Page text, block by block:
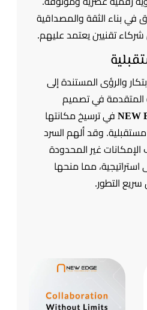
بناء الثقة والمصداقية
شركاء تقنيين يعتمد عليهم.
والرؤى المستندة إلى
المتقدمة في تصميم
NEW في ترسيخ مكانتها
وقد ألهم السرد
غير المحدودة
استراتيجية، مما منحها
التطور.